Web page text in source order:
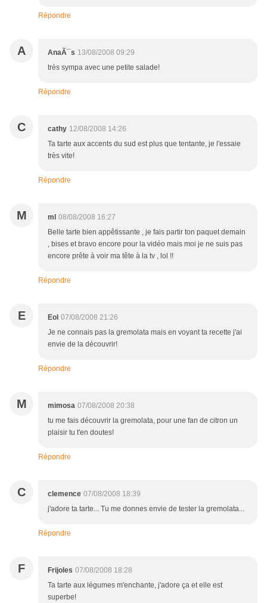
Répondre
A AnaÃ¯s 13/08/2008 09:29
très sympa avec une petite salade!
Répondre
C cathy 12/08/2008 14:26
Ta tarte aux accents du sud est plus que tentante, je l'essaie
très vite!
Répondre
M ml 08/08/2008 16:27
Belle tarte bien appêtissante , je fais partir ton paquet demain
, bises et bravo encore pour la vidéo mais moi je ne suis pas
encore prête à voir ma tête à la tv , lol !!
Répondre
E Eol 07/08/2008 21:26
Je ne connais pas la gremolata mais en voyant ta recette j'ai
envie de la découvrir!
Répondre
M mimosa 07/08/2008 20:38
tu me fais découvrir la gremolata, pour une fan de citron un
plaisir tu t'en doutes!
Répondre
C clemence 07/08/2008 18:39
j'adore ta tarte... Tu me donnes envie de tester la gremolata...
Répondre
F Frijoles 07/08/2008 18:28
Ta tarte aux légumes m'enchante, j'adore ça et elle est
superbe!